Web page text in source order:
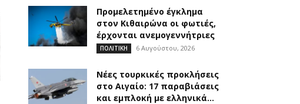
Προμελετημένο έγκλημα
στον Κιθαιρώνα οι φωτιές,
έρχονται ανεμογεννήτριες
ΠΟΛΙΤΙΚΗ 6 Αυγούστου, 2026
Νέες τουρκικές προκλήσεις
στο Αιγαίο: 17 παραβιάσεις
και εμπλοκή με ελληνικά...